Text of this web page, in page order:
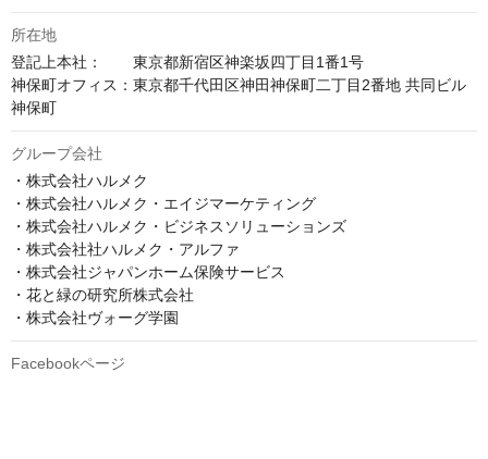
所在地
登記上本社：　　東京都新宿区神楽坂四丁目1番1号
神保町オフィス：東京都千代田区神田神保町二丁目2番地 共同ビル
神保町
グループ会社
・株式会社ハルメク
・株式会社ハルメク・エイジマーケティング
・株式会社ハルメク・ビジネスソリューションズ
・株式会社社ハルメク・アルファ
・株式会社ジャパンホーム保険サービス
・花と緑の研究所株式会社
・株式会社ヴォーグ学園
Facebookページ